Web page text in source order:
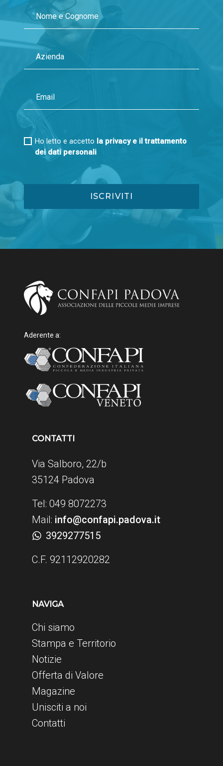
Ho letto e accetto la privacy e il trattamento
dei dati personali
Aderente a:
CONTATTI
Via Salboro, 22/b
35124 Padova
Tel: 049 8072273
Mail: info@confapi.padova.it
3929277515
C.F. 92112920282
NAVIGA
Chi siamo
Stampa e Territorio
Notizie
Offerta di Valore
Magazine
Unisciti a noi
Contatti